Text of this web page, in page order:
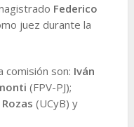
Federico
juez durante la
comisión son: Iván
(FPV-PJ);
(UCyB) y